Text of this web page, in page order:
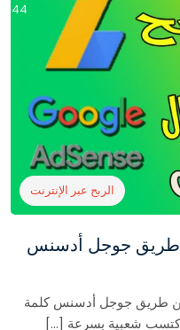
44
الربح عبر الإنترنت
طريق جوجل أدسنس
عن طريق جوجل أدسنس كلمة
شعبية بسرعة […]